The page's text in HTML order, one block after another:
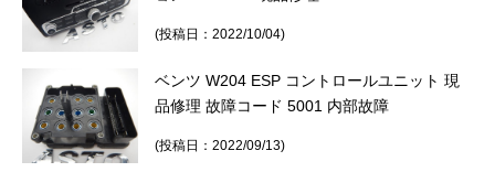
(投稿日：2022/10/04)
ベンツ W204 ESP コントロールユニット 現
品修理 故障コード 5001 内部故障
(投稿日：2022/09/13)